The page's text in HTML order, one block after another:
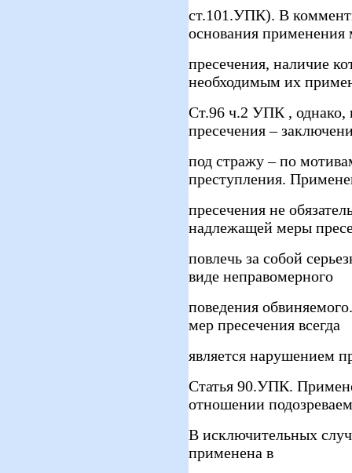
ст.101.УПК). В
основания применения
пресечения, наличие
необходимым их
Ст.96 ч.2 УПК , однако,
пресечения –
под стражу – по
преступления.
пресечения не
надлежащей меры
повлечь за собой
виде неправомерного
поведения
мер пресечения всегда
является нарушением
Статья 90.УПК.
отношении
В исключительных
применена в